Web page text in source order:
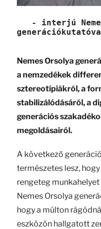
Nemes Orsolya
a nemzedékek
sztereotípiákról, a
stabilizálódásáról, a
generációs
megoldásairól.
A következő
természetes lesz,
rengeteg
Nemes Orsolya
hogy a múlton
eszközön hallgatott